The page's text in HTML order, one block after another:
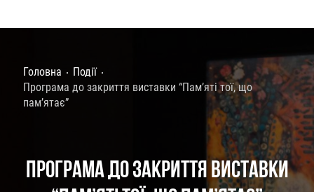
Головна
Події
Програма до закриття виставки “Пам’яті тої, що
пам’ятає”
ПРОГРАМА ДО ЗАКРИТТЯ ВИСТАВКИ